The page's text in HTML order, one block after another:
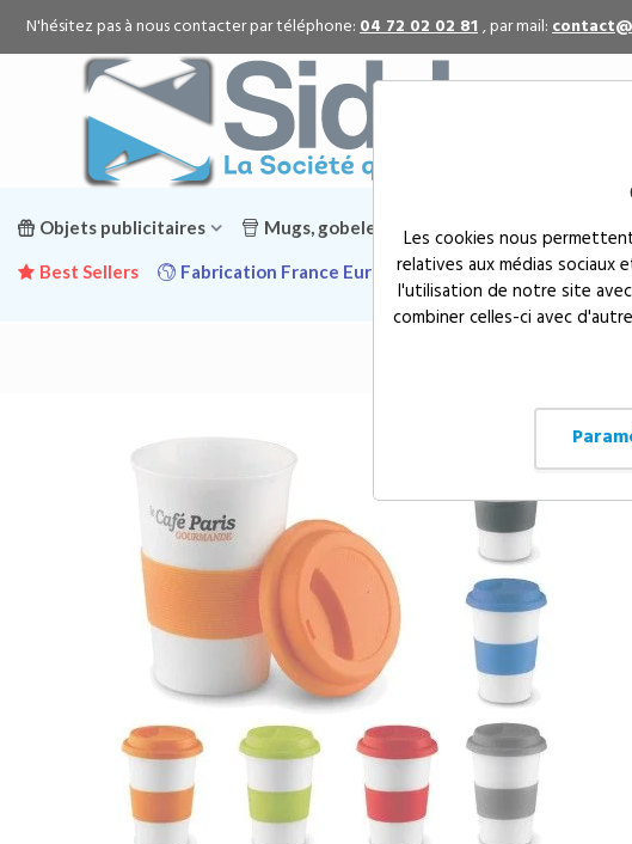
Les cookies nous
relatives aux médias
l'utilisation de notre site
combiner celles-ci avec
N'hésitez pas à nous contacter par téléphone:04 72 02 02 81, par mail:
Objets publicitaires Mugs, gobelets & gourdes publicitaires
Best Sellers Fabrication France Europe Promotions